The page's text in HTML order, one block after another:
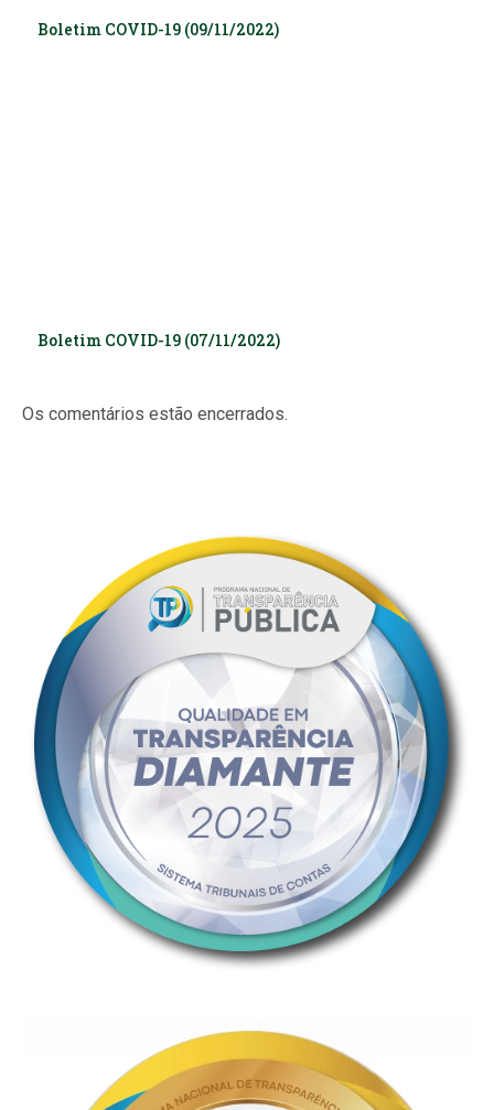
Boletim COVID-19 (09/11/2022)
Boletim COVID-19 (07/11/2022)
Os comentários estão encerrados.